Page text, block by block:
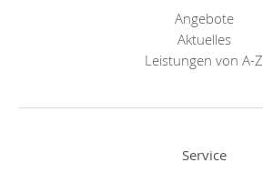
Angebote
Aktuelles
Leistungen von A-Z
Service